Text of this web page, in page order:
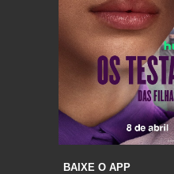
BAIXE O APP